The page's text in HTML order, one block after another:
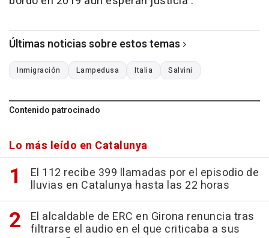
Últimas noticias sobre estos temas
Inmigración Lampedusa Italia Salvini
Contenido patrocinado
Lo más leído en Catalunya
El 112 recibe 399 llamadas por el episodio de
lluvias en Catalunya hasta las 22 horas
El alcaldable de ERC en Girona renuncia tras
filtrarse el audio en el que criticaba a sus